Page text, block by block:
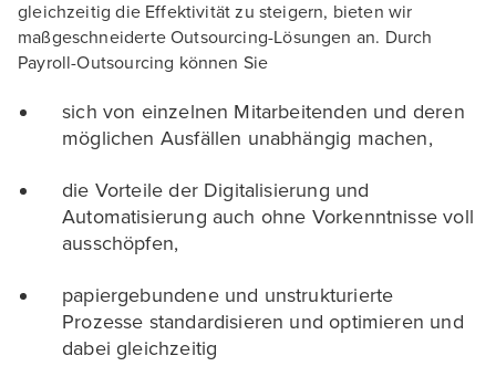
gleichzeitig die Effektivität zu steigern, bieten wir
maßgeschneiderte Outsourcing-Lösungen an. Durch
Payroll-Outsourcing können Sie
sich von einzelnen Mitarbeitenden und deren
möglichen Ausfällen unabhängig machen,
die Vorteile der Digitalisierung und
Automatisierung auch ohne Vorkenntnisse voll
ausschöpfen,
papiergebundene und unstrukturierte
Prozesse standardisieren und optimieren und
dabei gleichzeitig